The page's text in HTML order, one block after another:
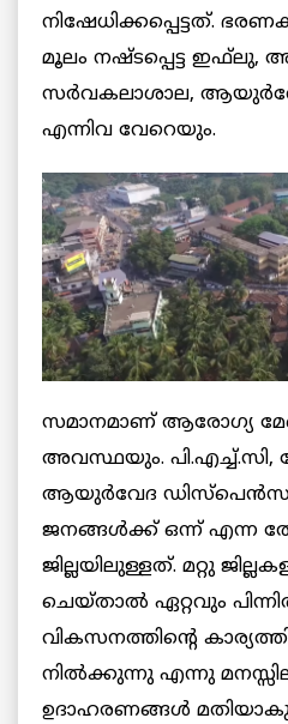
നിഷേധിക്കപ്പെട്ടത്.
മൂലം നഷ്ടപ്പെട്ട ഇഫ്‌ലു,
സർവകലാശാല,
എന്നിവ വേറെയും.
സമാനമാണ് ആരോഗ്യ
അവസ്ഥയും.
ആയുർവേദ
ജനങ്ങൾക്ക് ഒന്ന് എന്ന
ജില്ലയിലുള്ളത്. മറ്റു
ചെയ്താൽ ഏറ്റവും
വികസനത്തിന്റെ
നിൽക്കുന്നു എന്നു
ഉദാഹരണങ്ങൾ